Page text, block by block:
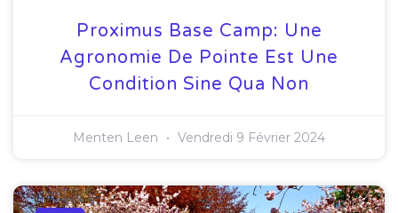
Proximus Base Camp: Une
Agronomie De Pointe Est Une
Condition Sine Qua Non
Menten Leen Vendredi 9 Février 2024